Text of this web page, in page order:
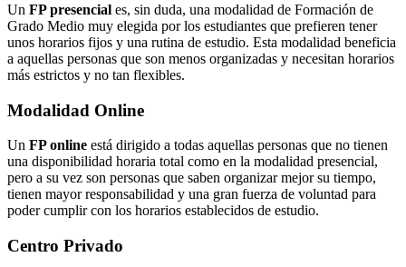
Un FP presencial es, sin duda, una modalidad de Formación de
Grado Medio muy elegida por los estudiantes que prefieren tener
unos horarios fijos y una rutina de estudio. Esta modalidad beneficia
a aquellas personas que son menos organizadas y necesitan horarios
más estrictos y no tan flexibles.
Modalidad Online
Un FP online está dirigido a todas aquellas personas que no tienen
una disponibilidad horaria total como en la modalidad presencial,
pero a su vez son personas que saben organizar mejor su tiempo,
tienen mayor responsabilidad y una gran fuerza de voluntad para
poder cumplir con los horarios establecidos de estudio.
Centro Privado